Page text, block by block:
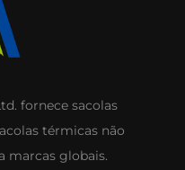
fornece sacolas
térmicas não
marcas globais.